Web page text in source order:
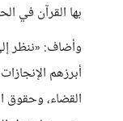
بها القرآن في
أبرزهم
القضاء، وحقوق